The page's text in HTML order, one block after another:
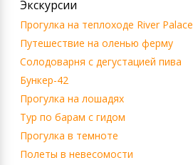
Экскурсии
Прогулка на теплоходе River Palace
Путешествие на оленью ферму
Солодоварня с дегустацией пива
Бункер-42
Прогулка на лошадях
Тур по барам с гидом
Прогулка в темноте
Полеты в невесомости